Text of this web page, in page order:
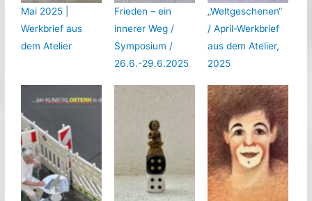
Mai 2025 |
Werkbrief aus
dem Atelier
Frieden – ein
innerer Weg /
Symposium /
26.6.-29.6.2025
„Weltgeschenen“
/ April-Werkbrief
aus dem Atelier,
2025